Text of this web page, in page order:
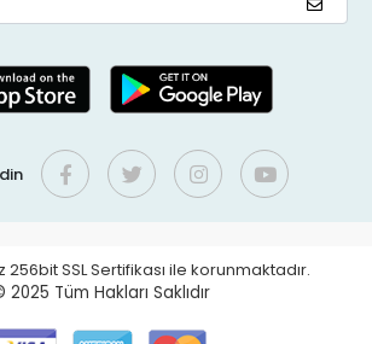
SSL Sertifikası ile korunmaktadır.
2025 Tüm Hakları Saklıdır